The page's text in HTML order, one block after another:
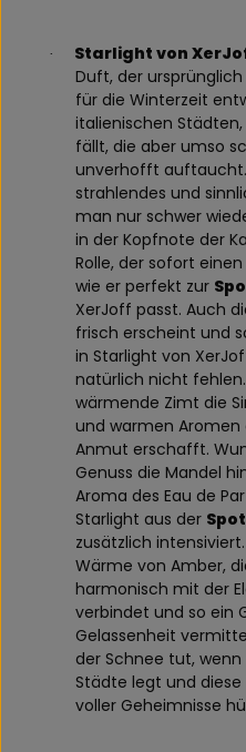
· Starlight von
Duft, der
für die Winterzeit
italienischen
fällt, die aber umso
unverhofft
strahlendes und
man nur schwer
in der Kopfnote der
Rolle, der sofort
wie er perfekt zur
XerJoff passt. Auch
frisch erscheint und
in Starlight von
natürlich nicht
wärmende Zimt die
und warmen Aromen
Anmut erschafft.
Genuss die Mandel
Aroma des Eau de
Starlight aus der
zusätzlich
Wärme von Amber,
harmonisch mit der
verbindet und so ein
Gelassenheit
der Schnee tut,
Städte legt und
voller Geheimnisse